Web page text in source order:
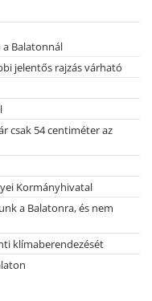
a Balatonnál
jelentős rajzás várható
csak 54 centiméter az
Kormányhivatal
a Balatonra, és nem
klímaberendezését